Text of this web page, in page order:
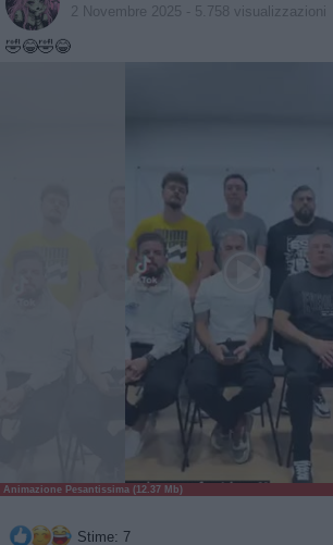
2 Novembre 2025 - 5.758 visualizzazioni
🤣😂🤣😂
Animazione Pesantissima (12.37 Mb)
Stime: 7